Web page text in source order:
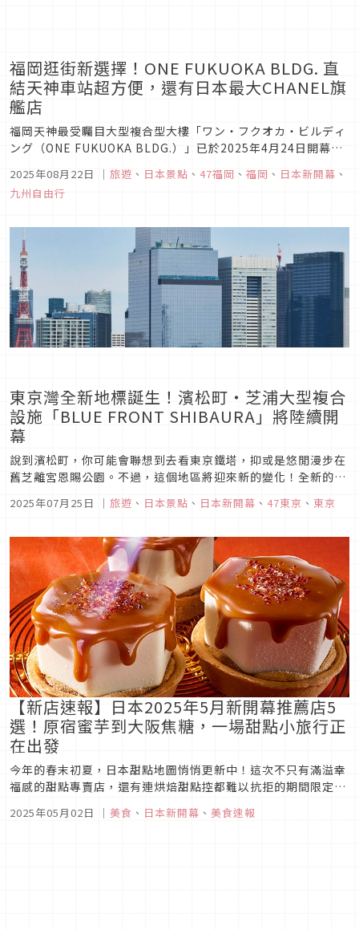
福岡逛街新選擇！ONE FUKUOKA BLDG. 直
結天神車站超方便，還有日本最大CHANEL旗
艦店
福岡天神最受矚目大型複合型大樓「ワン・フクオカ・ビルディ
ング（ONE FUKUOKA BLDG.）」已於2025年4月24日開幕
站。不論是來血拼、品嚐美食或是入住飯店享受，ONE
FUKUOKA BLDG.都能一次滿足。
2025年08月22日 ｜ 旅遊 、 日本景點 、 47福岡 、 福岡 、 日本新開幕 、
九州自由行
東京灣全新地標誕生！濱松町・芝浦大型複合
設施「BLUE FRONT SHIBAURA」將陸續開
幕
說到濱松町，你可能會聯想到去看東京鐵塔，抑或是悠閒漫步在
舊芝離宮恩賜公園。不過，這個地區將迎來新的變化！全新的雙
新飯店及餐飲商店陸續登場，並預計於2030年全面完工。這裡
現...
2025年07月25日 ｜ 旅遊 、 日本景點 、 日本新開幕 、 47東京 、 東京
【新店速報】日本2025年5月新開幕推薦店5
選！原宿蜜芋到大阪焦糖，一場甜點小旅行正
在出發
今年的春末初夏，日本甜點地圖悄悄更新中！這次不只有滿溢幸
福感的甜點專賣店，還有連烘焙甜點控都難以抗拒的期間限定展
藏著讓旅人悸動的小驚喜。這次嚴選了5個最新話題地標，跟著
2025年05月02日 ｜ 美食 、 日本新開幕 、 美食速報